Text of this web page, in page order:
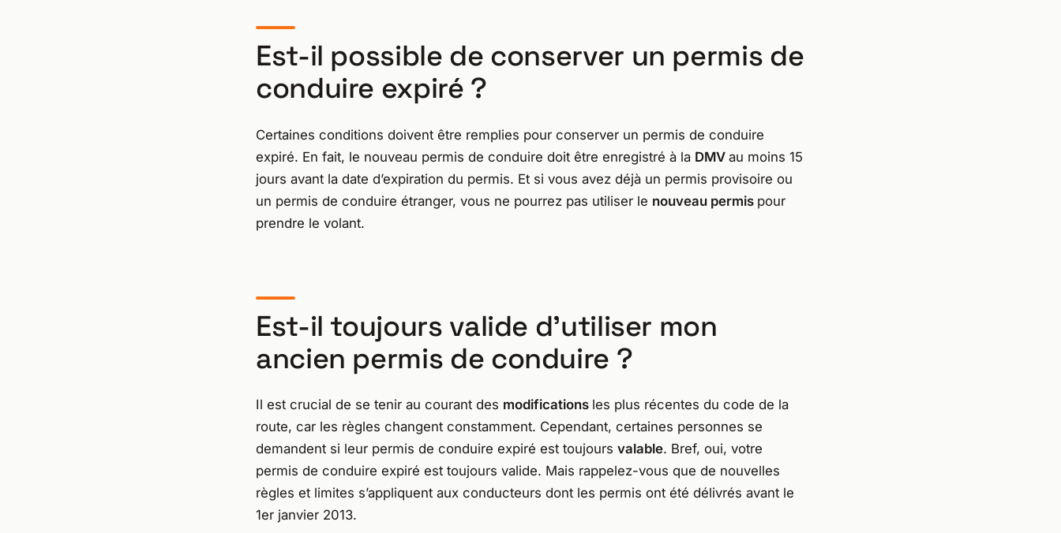
Est-il possible de conserver un permis de
conduire expiré ?
Certaines conditions doivent être remplies pour conserver un permis de conduire
expiré. En fait, le nouveau permis de conduire doit être enregistré à la DMV au moins 15
jours avant la date d’expiration du permis. Et si vous avez déjà un permis provisoire ou
un permis de conduire étranger, vous ne pourrez pas utiliser le nouveau permis pour
prendre le volant.
Est-il toujours valide d’utiliser mon
ancien permis de conduire ?
Il est crucial de se tenir au courant des modifications les plus récentes du code de la
route, car les règles changent constamment. Cependant, certaines personnes se
demandent si leur permis de conduire expiré est toujours valable. Bref, oui, votre
permis de conduire expiré est toujours valide. Mais rappelez-vous que de nouvelles
règles et limites s’appliquent aux conducteurs dont les permis ont été délivrés avant le
1er janvier 2013.